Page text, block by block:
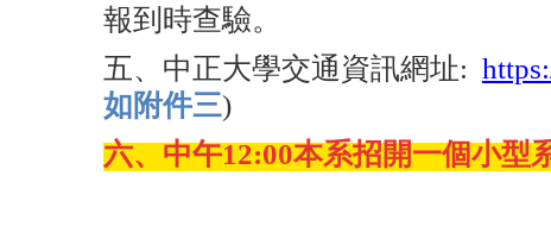
報到時查驗。
五、中正大學交通資訊網址:
如附件三)
六、中午12:00本系招開一個小型